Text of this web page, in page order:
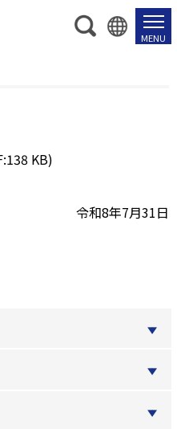
KB)
令和8年7月31日